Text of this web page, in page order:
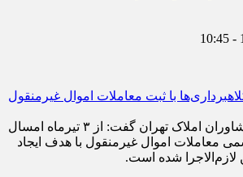
رئیس اتحادیه صنف مشاوران املاک تهران گفت: از ۳ تیرماه امسال
معاملات اموال غیرمنقول با هدف ایجاد
لازم‌الاجرا شده است.